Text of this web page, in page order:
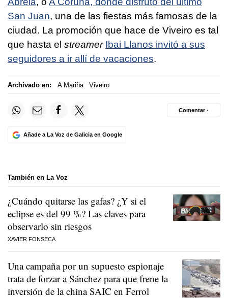
San Juan, una de las fiestas más famosas de la
ciudad. La promoción que hace de Viveiro es tal
que hasta el streamer Ibai Llanos invitó a sus
seguidores a ir allí de vacaciones.
Archivado en: A Mariña Viveiro
Añade a La Voz de Galicia en Google
Comentar ·
También en La Voz
¿Cuándo quitarse las gafas? ¿Y si el
eclipse es del 99 %? Las claves para
observarlo sin riesgos
XAVIER FONSECA
Una campaña por un supuesto espionaje
trata de forzar a Sánchez para que frene la
inversión de la china SAIC en Ferrol